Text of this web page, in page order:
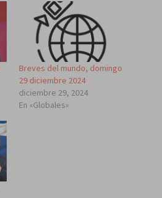
Breves del mundo, domingo
29 diciembre 2024
diciembre 29, 2024
En «Globales»